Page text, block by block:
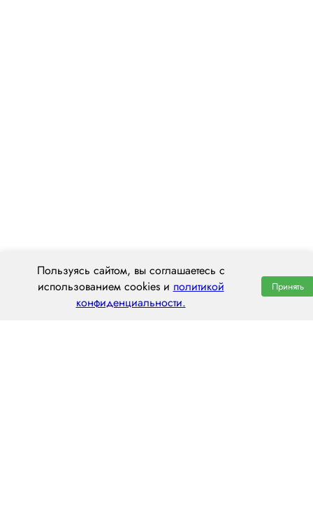
Пользуясь сайтом, вы соглашаетесь с
использованием cookies и политикой
конфиденциальности.
Принять